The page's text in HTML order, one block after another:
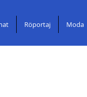
Röportaj Moda